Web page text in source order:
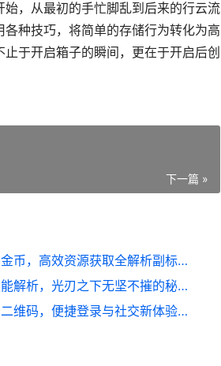
，从最初的手忙脚乱到后来的行云流
种技巧，将简单的存储行为转化为高
于开启箱子的瞬间，更在于开启后创
下一篇 »
王者荣耀怎么买金币，高效资源获取全解析副标题，资深玩家的资源积累之道
**王者荣耀凯技能解析，光刃之下无坚不摧的秘诀**
王者荣耀怎么扫二维码，便捷登录与社交新体验，副标题，一码连接峡谷的智慧之门